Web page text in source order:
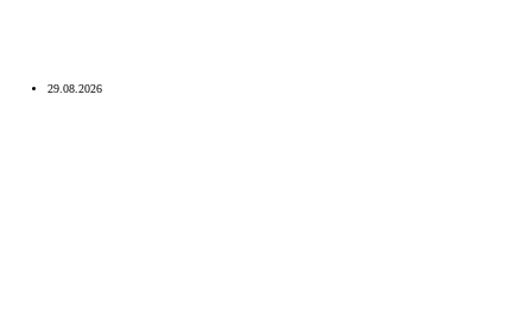
29.08.2026